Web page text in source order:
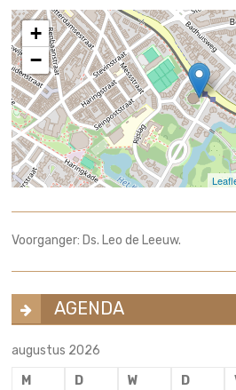
+
−
Voorganger: Ds. Leo de Leeuw.
AGENDA
augustus 2026
M
D W D